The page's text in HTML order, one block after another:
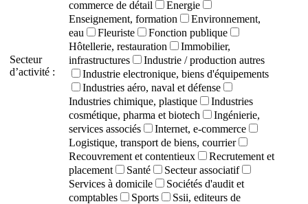
Secteur
d’activité :
commerce de détail
Energie
Enseignement, formation
Environnement,
eau
Fleuriste
Fonction publique
Hôtellerie, restauration
Immobilier,
infrastructures
Industrie / production autres
Industrie electronique, biens d'équipements
Industries aéro, naval et défense
Industries chimique, plastique
Industries
cosmétique, pharma et biotech
Ingénierie,
services associés
Internet, e-commerce
Logistique, transport de biens, courrier
Recouvrement et contentieux
Recrutement et
placement
Santé
Secteur associatif
Services à domicile
Sociétés d'audit et
comptables
Sports
Ssii, editeurs de